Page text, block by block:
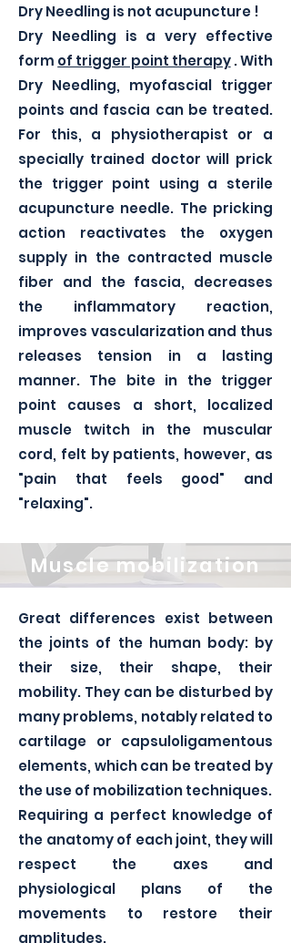
Dry Needling is not acupuncture !
Dry Needling is a very effective
form of trigger point therapy. With
Dry Needling, myofascial trigger
points and fascia can be treated.
For this, a physiotherapist or a
specially trained doctor will prick
the trigger point using a sterile
acupuncture needle. The pricking
action reactivates the oxygen
supply in the contracted muscle
fiber and the fascia, decreases
the inflammatory reaction,
improves vascularization and thus
releases tension in a lasting
manner. The bite in the trigger
point causes a short, localized
muscle twitch in the muscular
cord, felt by patients, however, as
"pain that feels good" and
"relaxing".
Muscle mobilization
Great differences exist between
the joints of the human body: by
their size, their shape, their
mobility. They can be disturbed by
many problems, notably related to
cartilage or capsuloligamentous
elements, which can be treated by
the use of mobilization techniques.
Requiring a perfect knowledge of
the anatomy of each joint, they will
respect the axes and
physiological plans of the
movements to restore their
amplitudes.